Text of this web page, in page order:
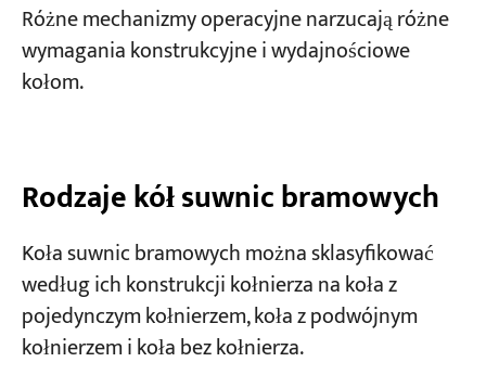
Różne mechanizmy operacyjne narzucają różne
wymagania konstrukcyjne i wydajnościowe
kołom.
Rodzaje kół suwnic bramowych
Koła suwnic bramowych można sklasyfikować
według ich konstrukcji kołnierza na koła z
pojedynczym kołnierzem, koła z podwójnym
kołnierzem i koła bez kołnierza.